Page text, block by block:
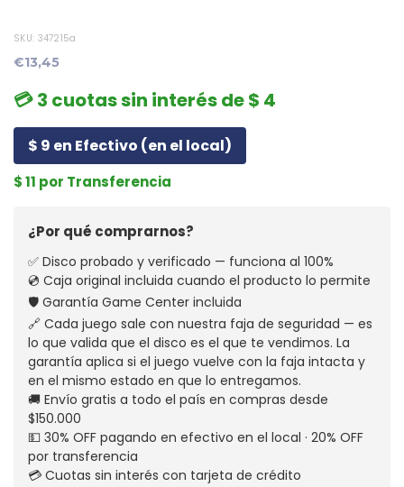
SKU: 347215a
€13,45
💳 3 cuotas sin interés de $ 4
$ 9 en Efectivo (en el local)
$ 11 por Transferencia
¿Por qué comprarnos?
✅ Disco probado y verificado — funciona al 100%
💿 Caja original incluida cuando el producto lo permite
🛡️ Garantía Game Center incluida
🔗 Cada juego sale con nuestra faja de seguridad — es
lo que valida que el disco es el que te vendimos. La
garantía aplica si el juego vuelve con la faja intacta y
en el mismo estado en que lo entregamos.
🚚 Envío gratis a todo el país en compras desde
$150.000
💵 30% OFF pagando en efectivo en el local · 20% OFF
por transferencia
💳 Cuotas sin interés con tarjeta de crédito